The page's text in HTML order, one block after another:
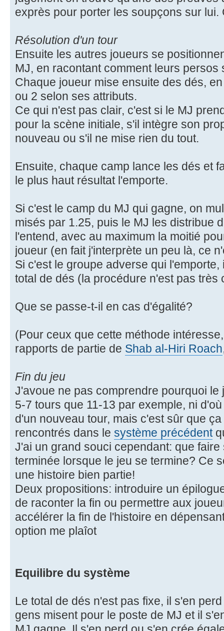
exprès pour porter les soupçons sur lui.
Résolution d'un tour
Ensuite les autres joueurs se
MJ, en racontant comment leurs persos
Chaque joueur mise ensuite des dés,
ou 2 selon ses attributs.
Ce qui n'est pas clair, c'est si le MJ
pour la scène initiale, s'il intègre son
nouveau ou s'il ne mise rien du tout.
Ensuite, chaque camp lance les dés et
le plus haut résultat l'emporte.
Si c'est le camp du MJ qui gagne, on
misés par 1.25, puis le MJ les distribue
l'entend, avec au maximum la moitié
joueur (en fait j'interprète un peu là, ce
Si c'est le groupe adverse qui
total de dés (la procédure n'est pas très
Que se passe-t-il en cas d'égalité?
(Pour ceux que cette méthode
rapports de partie de Shab al-Hiri Roach
Fin du jeu
J'avoue ne pas comprendre pourquoi le
5-7 tours que 11-13 par exemple, ni
d'un nouveau tour, mais c'est sûr que
rencontrés dans le système précédent
J'ai un grand souci cependant: que
terminée lorsque le jeu se termine? Ce
une histoire bien partie!
Deux propositions: introduire un
de raconter la fin ou permettre aux
accélérer la fin de l'histoire en
option me plaîot
Equilibre du système
Le total de dés n'est pas fixe, il s'en
gens misent pour le poste de MJ et il